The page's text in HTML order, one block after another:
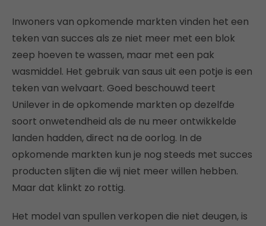
Inwoners van opkomende markten vinden het een
teken van succes als ze niet meer met een blok
zeep hoeven te wassen, maar met een pak
wasmiddel. Het gebruik van saus uit een potje is een
teken van welvaart. Goed beschouwd teert
Unilever in de opkomende markten op dezelfde
soort onwetendheid als de nu meer ontwikkelde
landen hadden, direct na de oorlog. In de
opkomende markten kun je nog steeds met succes
producten slijten die wij niet meer willen hebben.
Maar dat klinkt zo rottig.
Het model van spullen verkopen die niet deugen, is